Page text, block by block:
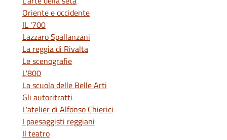
Oriente e occidente
IL '700
Lazzaro Spallanzani
La reggia di Rivalta
Le scenografie
L'800
La scuola delle Belle Arti
Gli autoritratti
L'atelier di Alfonso Chierici
I paesaggisti reggiani
Il teatro